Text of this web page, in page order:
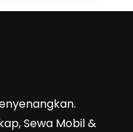
Sewa Mobil &